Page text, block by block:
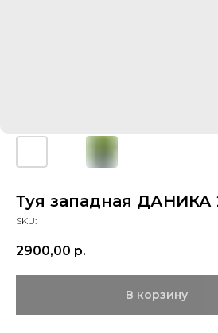
Туя западная ДАНИКА
SKU:
2900,00 р.
В корзину